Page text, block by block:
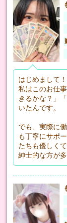
はじめまして
私はこのお仕
きるかな？」
いたんです。
でも、実際に
も丁寧にサポ
たちも優しく
紳士的な方が